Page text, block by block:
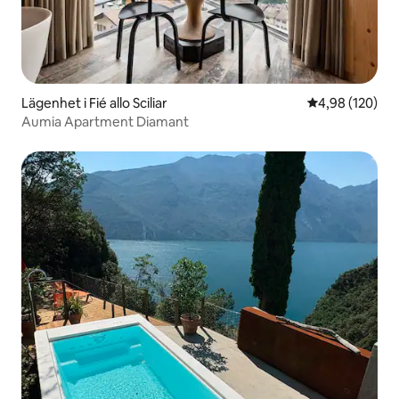
Lägenhet i Fié allo Sciliar 4,98 av 5 i
4,98 (120)
Aumia Apartment Diamant